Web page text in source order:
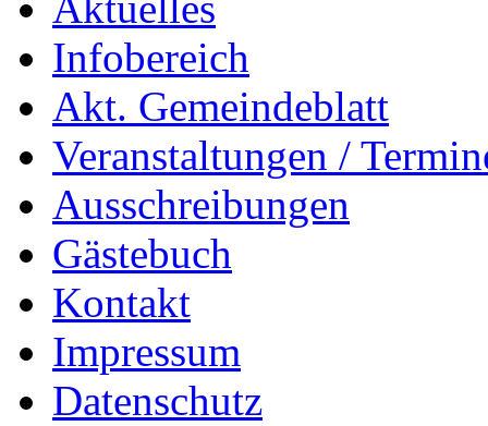
Infobereich
Akt. Gemeindeblatt
Veranstaltungen /
Ausschreibungen
Gästebuch
Kontakt
Impressum
Datenschutz